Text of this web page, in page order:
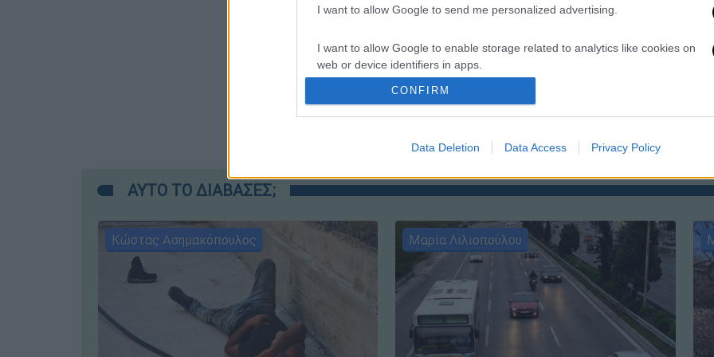
I want to allow Google to send me personalized advertising.
I want to allow Google to enable storage related to analytics like cookies on
web or device identifiers in apps.
I want to allow Google to enable storage related to functionality of the website
or app.
I want to allow Google to enable storage related to personalization.
I want to allow Google to enable storage related to security, including
CONFIRM
Data Deletion Data Access Privacy Policy
ΑΥΤΟ ΤΟ ΔΙΑΒΑΣΕΣ;
Κώστας Ασημακόπουλος Μαρία Λιλιοπούλου